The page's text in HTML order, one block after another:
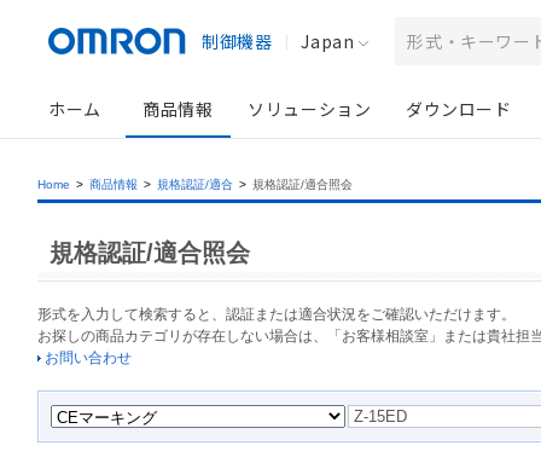
制御機器 Japan
ホーム 商品情報 ソリューション ダウンロード
Home > 商品情報 > 規格認証/適合 > 規格認証/適合照会
規格認証/適合照会
形式を入力して検索すると、認証または適合状況をご確認いただけます。
お探しの商品カテゴリが存在しない場合は、「お客様相談室」または貴社担
お問い合わせ